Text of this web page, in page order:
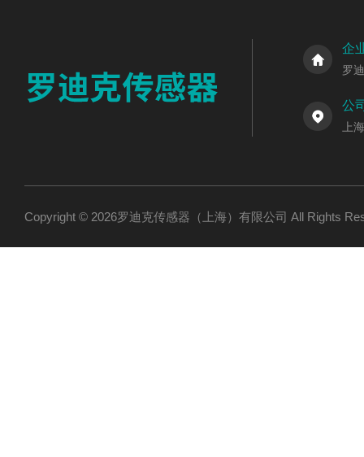
企
罗
公
上
Copyright © 2026罗迪克传感器（上海）有限公司 All Rights